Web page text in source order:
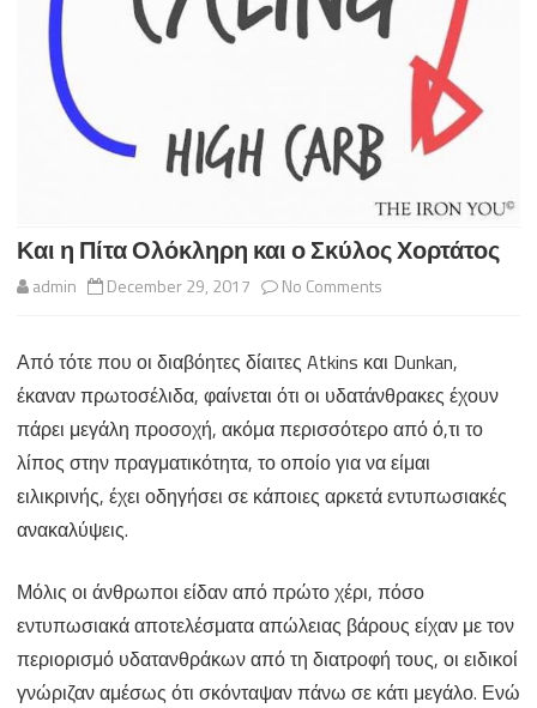
Και η Πίτα Ολόκληρη και ο Σκύλος Χορτάτος
admin December 29, 2017 No Comments
η
Πίτα
Ολόκληρη
και
Σκύλος
Χορτάτος
Από τότε που οι διαβόητες δίαιτες Atkins και Dunkan,
έκαναν πρωτοσέλιδα, φαίνεται ότι οι υδατάνθρακες έχουν
πάρει μεγάλη προσοχή, ακόμα περισσότερο από ό,τι το
λίπος στην πραγματικότητα, το οποίο για να είμαι
ειλικρινής, έχει οδηγήσει σε κάποιες αρκετά εντυπωσιακές
ανακαλύψεις.
Μόλις οι άνθρωποι είδαν από πρώτο χέρι, πόσο
εντυπωσιακά αποτελέσματα απώλειας βάρους είχαν με τον
περιορισμό υδατανθράκων από τη διατροφή τους, οι ειδικοί
γνώριζαν αμέσως ότι σκόνταψαν πάνω σε κάτι μεγάλο. Ενώ